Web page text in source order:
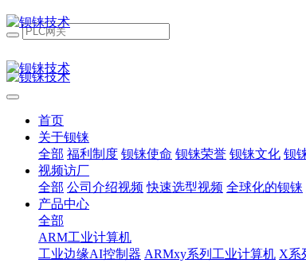
首页
关于钡铼
全部 福利制度 钡铼使命 钡铼荣誉 钡铼文化 钡
视频访厂
全部 公司介绍视频 快速选型视频 全球化的钡铼
产品中心
全部
ARM工业计算机
工业边缘AI控制器 ARMxy系列工业计算机 X系